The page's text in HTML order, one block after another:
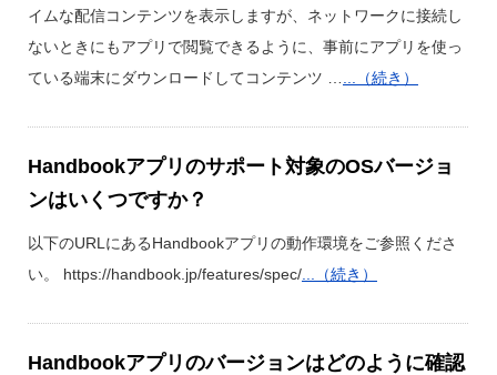
イムな配信コンテンツを表示しますが、ネットワークに接続し
ないときにもアプリで閲覧できるように、事前にアプリを使っ
ている端末にダウンロードしてコンテンツ …
...（続き）
Handbookアプリのサポート対象のOSバージョ
ンはいくつですか？
以下のURLにあるHandbookアプリの動作環境をご参照くださ
い。 https://handbook.jp/features/spec/ ...（続き）
Handbookアプリのバージョンはどのように確認